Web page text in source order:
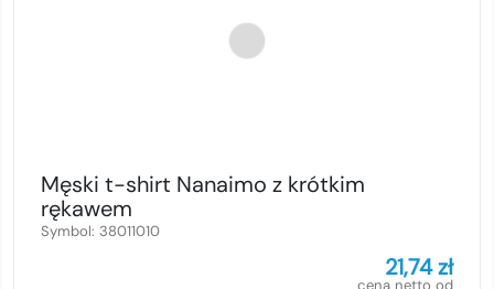
Męski t-shirt Nanaimo z krótkim
rękawem
Symbol: 38011010
21,74zł
cena netto od